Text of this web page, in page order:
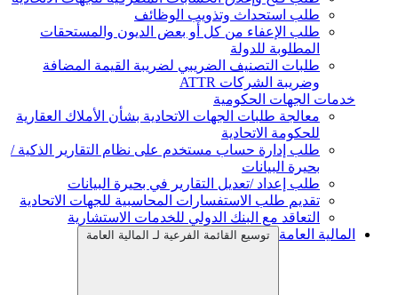
طلب استحداث وتذويب الوظائف
طلب الإعفاء من كل أو بعض الديون والمستحقات
المطلوبة للدولة
طلبات التصنيف الضريبي لضريبة القيمة المضافة
وضريبة الشركات ATTR
خدمات الجهات الحكومية
معالجة طلبات الجهات الاتحادية بشأن الأملاك العقارية
للحكومة الاتحادية
طلب إدارة حساب مستخدم على نظام التقارير الذكية /
بحيرة البيانات
طلب إعداد /تعديل التقارير في بحيرة البيانات
تقديم طلب الاستفسارات المحاسبية للجهات الاتحادية
التعاقد مع البنك الدولي للخدمات الاستشارية
المالية العامة
توسيع القائمة الفرعية لـ المالية العامة